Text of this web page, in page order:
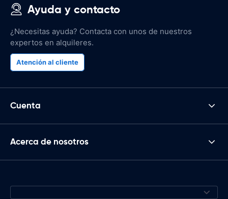
Ayuda y contacto
¿Necesitas ayuda? Contacta con unos de nuestros
expertos en alquileres.
Atención al cliente
Cuenta
Acerca de nosotros